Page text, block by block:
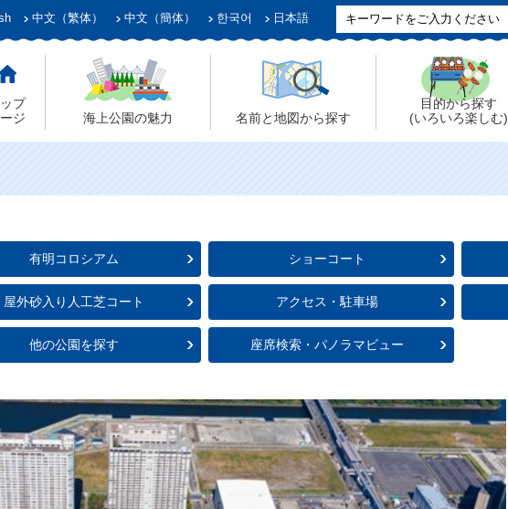
中文（繁体） 中文（簡体） 한국어 日本語
プ
ジ
海上公園の魅力 名前と地図から探す
目的から探す
(いろいろ楽しむ)
有明コロシアム ショーコート
屋外砂入り人工芝コート アクセス・駐車場
他の公園を探す 座席検索・パノラマビュー